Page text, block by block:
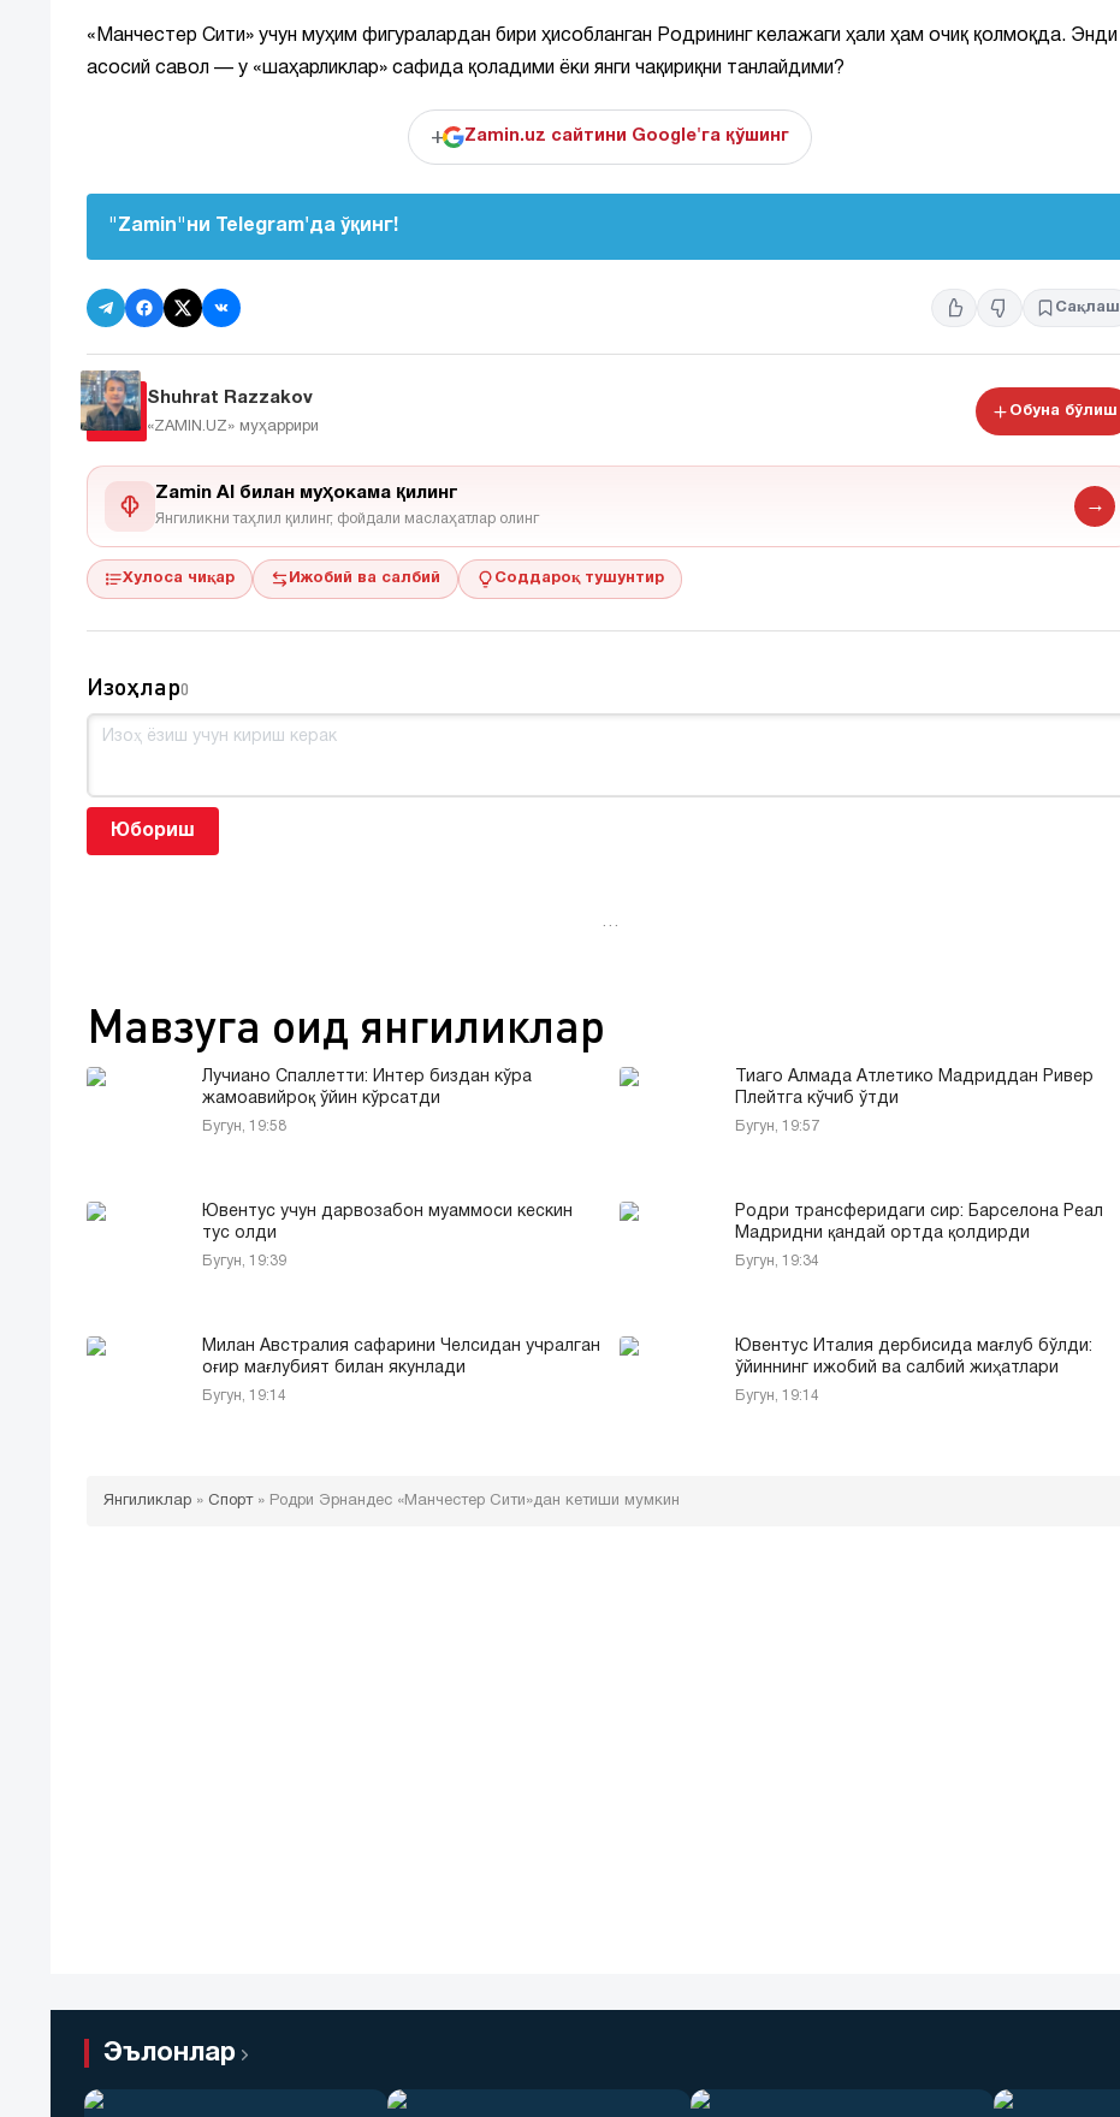
«Манчестер Сити» учун муҳим фигуралардан бири ҳисобланган Родрининг келажаги ҳали ҳам очиқ қолмоқда. Энди
асосий савол — у «шаҳарликлар» сафида қоладими ёки янги чақириқни танлайдими?
+ Zamin.uz сайтини Google'га қўшинг
"Zamin"ни Telegram'да ўқинг!
Сақлаш
Shuhrat Razzakov
«ZAMIN.UZ» муҳаррири
Обуна бўлиш
Zamin AI билан муҳокама қилинг
Янгиликни таҳлил қилинг, фойдали маслаҳатлар олинг
→
Хулоса чиқар Ижобий ва салбий Соддароқ тушунтир
Изоҳлар0
Юбориш
…
Мавзуга оид янгиликлар
Лучиано Спаллетти: Интер биздан кўра
жамоавийроқ ўйин кўрсатди
Бугун, 19:58
Тиаго Алмада Атлетико Мадриддан Ривер
Плейтга кўчиб ўтди
Бугун, 19:57
Ювентус учун дарвозабон муаммоси кескин
тус олди
Бугун, 19:39
Родри трансферидаги сир: Барселона Реал
Мадридни қандай ортда қолдирди
Бугун, 19:34
Милан Австралия сафарини Челсидан учралган
оғир мағлубият билан якунлади
Бугун, 19:14
Ювентус Италия дербисида мағлуб бўлди:
ўйиннинг ижобий ва салбий жиҳатлари
Бугун, 19:14
Янгиликлар » Спорт» Родри Эрнандес «Манчестер Сити»дан кетиши мумкин
Эълонлар